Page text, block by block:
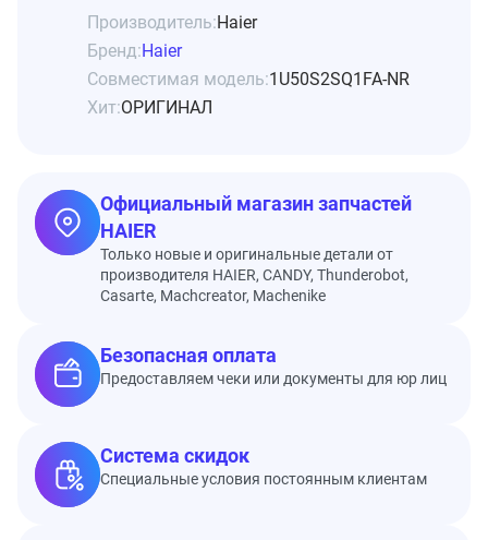
Производитель:Haier
Бренд:Haier
Совместимая модель:1U50S2SQ1FA-NR
Хит:ОРИГИНАЛ
Официальный магазин запчастей
HAIER
Только новые и оригинальные детали от
производителя HAIER, CANDY, Thunderobot,
Casarte, Machcreator, Machenike
Безопасная оплата
Предоставляем чеки или документы для юр лиц
Система скидок
Специальные условия постоянным клиентам